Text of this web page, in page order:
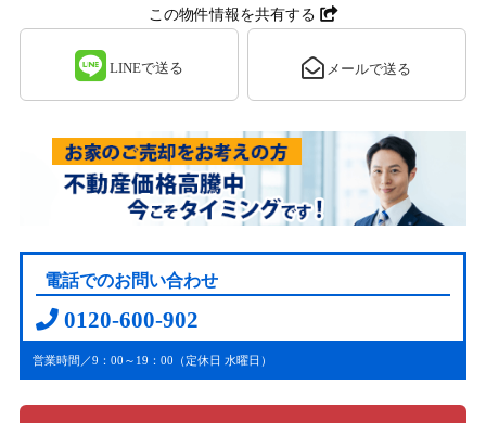
この物件情報を共有する
LINEで送る メールで送る
電話でのお問い合わせ
0120-600-902
営業時間／9：00～19：00（定休日 水曜日）